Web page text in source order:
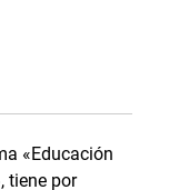
«Educación
tiene por